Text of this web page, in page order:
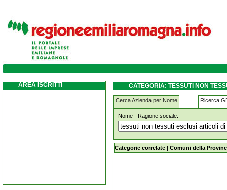
tessuti-non-tessuti-esclusi-articoli-di-
AREA ISCRITTI CATEGORIA: TESSUTI NON
Cerca Azienda per Nome Ricerca
Nome - Ragione sociale:
tessuti-non-tessuti-esclusi-articoli-
Categorie correlate | Comuni della